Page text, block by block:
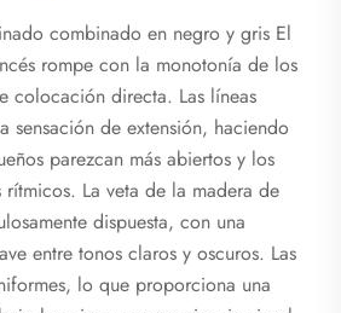
combinado en negro y gris El
rompe con la monotonía de los
colocación directa. Las líneas
sensación de extensión, haciendo
parezcan más abiertos y los
rítmicos. La veta de la madera de
dispuesta, con una
entre tonos claros y oscuros. Las
lo que proporciona una